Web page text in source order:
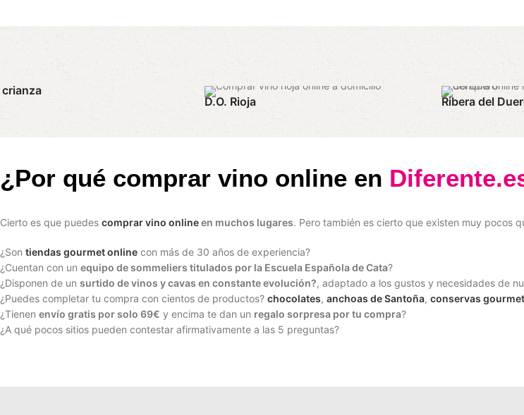
D.O. Rioja
Ribera del
¿Por qué comprar vino online en
Cierto es que puedes comprar vino onlineen muchos lugares. Pero también es cierto que existen muy pocos
¿Son tiendas gourmet online con más de 30 años de experiencia?
¿Cuentan con un equipo de sommeliers titulados por la Escuela Española de Cata?
¿Disponen de un surtido de vinos y cavas en constante evolución?, adaptado a los gustos y necesidades de
¿Puedes completar tu compra con cientos de productos? chocolates, anchoas de Santoña, conservas gourmet
¿Tienen envío gratis por solo 69€ y encima te dan un regalo sorpresa por tu compra?
¿A qué pocos sitios pueden contestar afirmativamente a las 5 preguntas?